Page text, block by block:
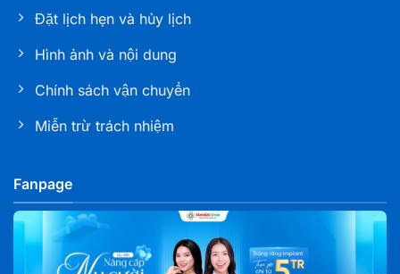
Đặt lịch hẹn và hủy lịch
Hình ảnh và nội dung
Chính sách vận chuyển
Miễn trừ trách nhiệm
Fanpage